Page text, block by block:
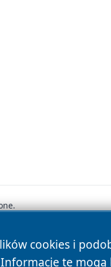
cookies i
te